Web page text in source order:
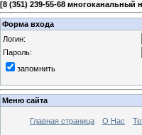
[8 (351) 239-55-68 многоканальный
Форма входа
Логин:
Пароль:
запомнить
Меню сайта
Главная страница О Нас